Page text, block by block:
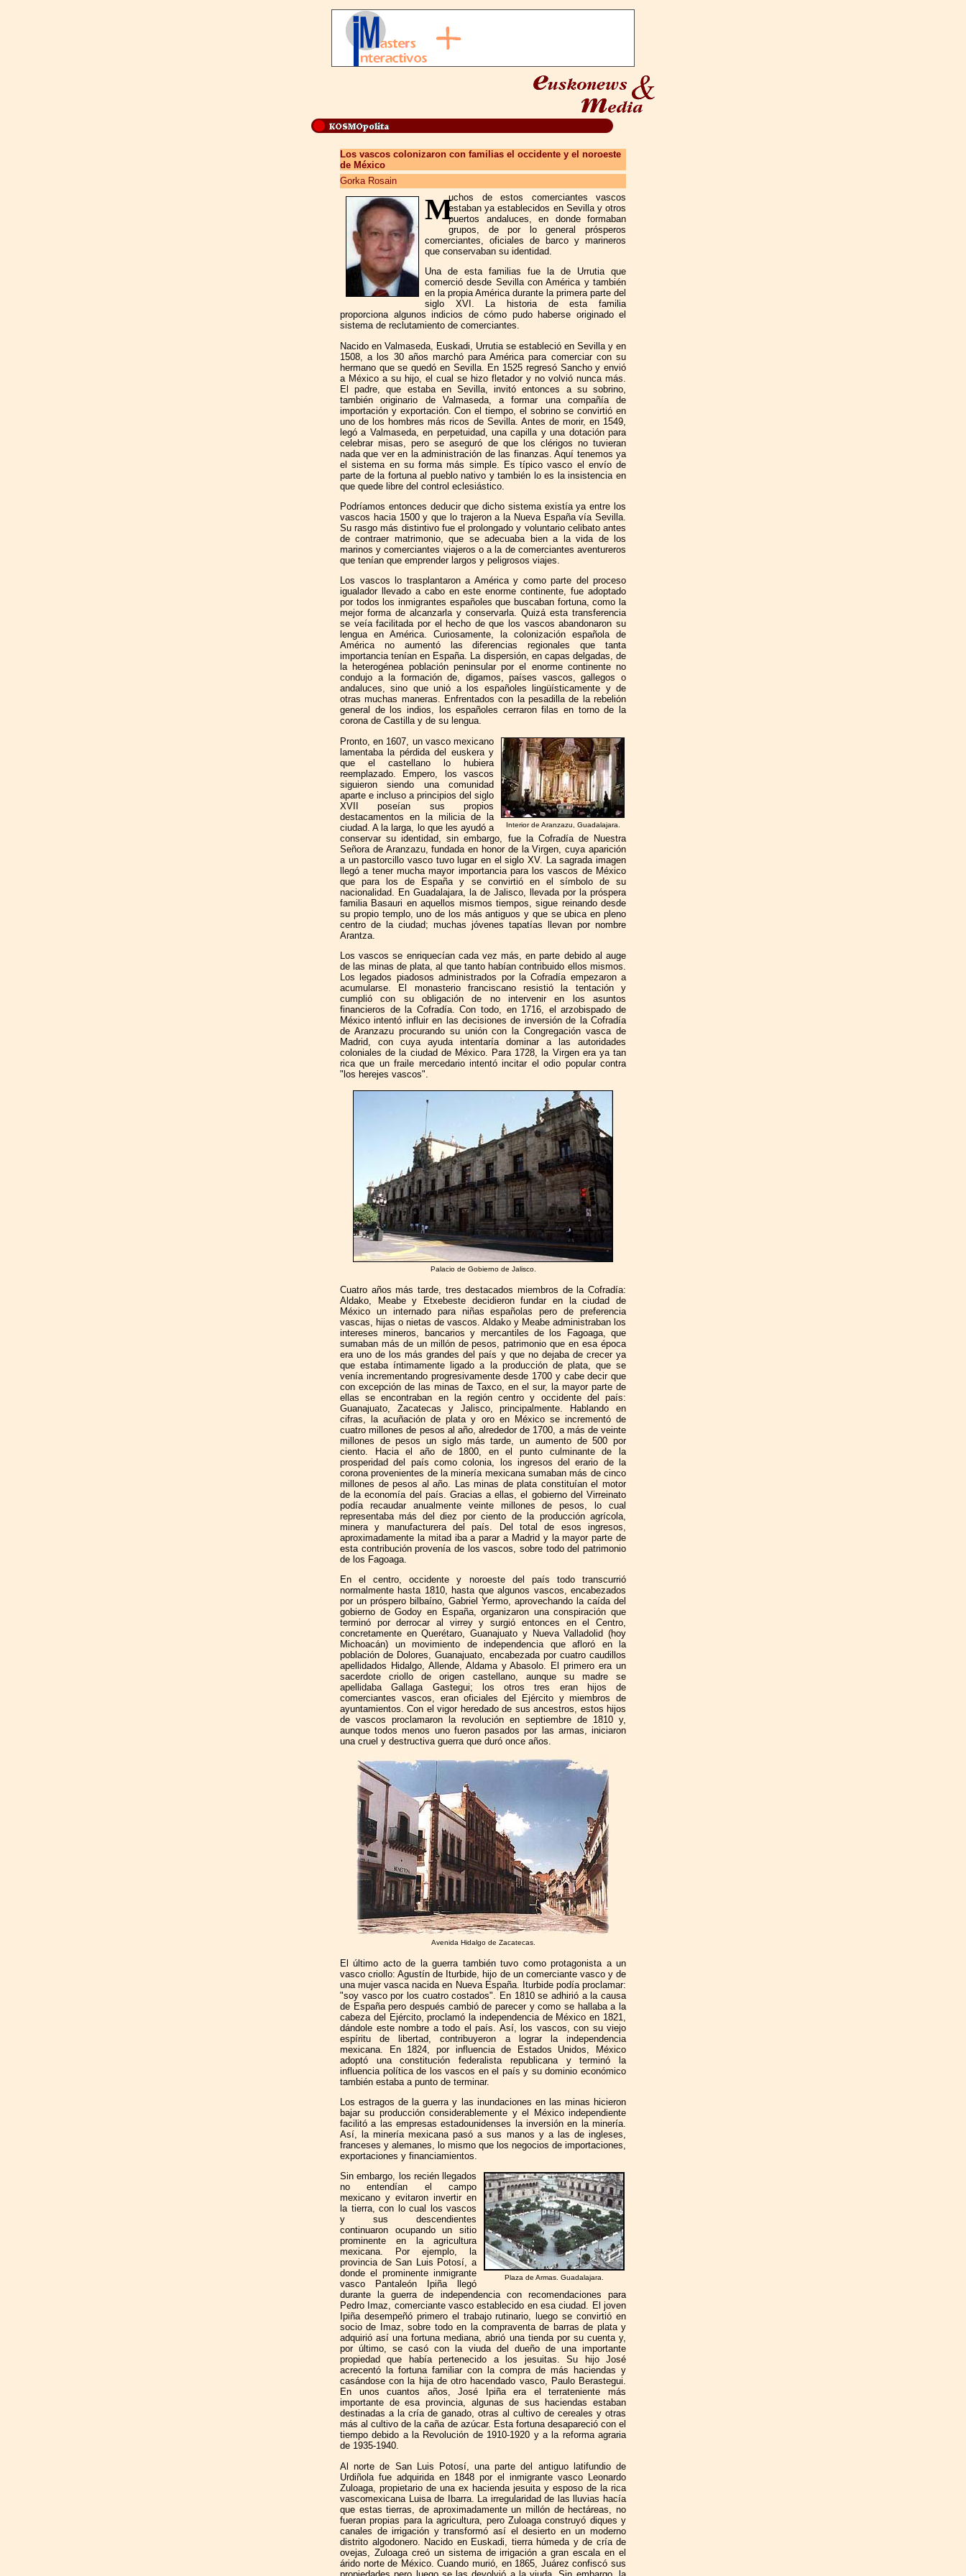
Los vascos colonizaron con familias el occidente y el noroeste
de México
Gorka Rosain
Muchos de estos comerciantes vascos
estaban ya establecidos en Sevilla y otros
puertos andaluces, en donde formaban
grupos, de por lo general prósperos
comerciantes, oficiales de barco y marineros
que conservaban su identidad.
Una de esta familias fue la de Urrutia que
comerció desde Sevilla con América y también
en la propia América durante la primera parte del
siglo XVI. La historia de esta familia
proporciona algunos indicios de cómo pudo haberse originado el
sistema de reclutamiento de comerciantes.
Nacido en Valmaseda, Euskadi, Urrutia se estableció en Sevilla y en
1508, a los 30 años marchó para América para comerciar con su
hermano que se quedó en Sevilla. En 1525 regresó Sancho y envió
a México a su hijo, el cual se hizo fletador y no volvió nunca más.
El padre, que estaba en Sevilla, invitó entonces a su sobrino,
también originario de Valmaseda, a formar una compañía de
importación y exportación. Con el tiempo, el sobrino se convirtió en
uno de los hombres más ricos de Sevilla. Antes de morir, en 1549,
legó a Valmaseda, en perpetuidad, una capilla y una dotación para
celebrar misas, pero se aseguró de que los clérigos no tuvieran
nada que ver en la administración de las finanzas. Aquí tenemos ya
el sistema en su forma más simple. Es típico vasco el envío de
parte de la fortuna al pueblo nativo y también lo es la insistencia en
que quede libre del control eclesiástico.
Podríamos entonces deducir que dicho sistema existía ya entre los
vascos hacia 1500 y que lo trajeron a la Nueva España vía Sevilla.
Su rasgo más distintivo fue el prolongado y voluntario celibato antes
de contraer matrimonio, que se adecuaba bien a la vida de los
marinos y comerciantes viajeros o a la de comerciantes aventureros
que tenían que emprender largos y peligrosos viajes.
Los vascos lo trasplantaron a América y como parte del proceso
igualador llevado a cabo en este enorme continente, fue adoptado
por todos los inmigrantes españoles que buscaban fortuna, como la
mejor forma de alcanzarla y conservarla. Quizá esta transferencia
se veía facilitada por el hecho de que los vascos abandonaron su
lengua en América. Curiosamente, la colonización española de
América no aumentó las diferencias regionales que tanta
importancia tenían en España. La dispersión, en capas delgadas, de
la heterogénea población peninsular por el enorme continente no
condujo a la formación de, digamos, países vascos, gallegos o
andaluces, sino que unió a los españoles lingüísticamente y de
otras muchas maneras. Enfrentados con la pesadilla de la rebelión
general de los indios, los españoles cerraron filas en torno de la
corona de Castilla y de su lengua.
Interior de Aranzazu, Guadalajara.
Pronto, en 1607, un vasco mexicano
lamentaba la pérdida del euskera y
que el castellano lo hubiera
reemplazado. Empero, los vascos
siguieron siendo una comunidad
aparte e incluso a principios del siglo
XVII poseían sus propios
destacamentos en la milicia de la
ciudad. A la larga, lo que les ayudó a
conservar su identidad, sin embargo, fue la Cofradía de Nuestra
Señora de Aranzazu, fundada en honor de la Virgen, cuya aparición
a un pastorcillo vasco tuvo lugar en el siglo XV. La sagrada imagen
llegó a tener mucha mayor importancia para los vascos de México
que para los de España y se convirtió en el símbolo de su
nacionalidad. En Guadalajara, la de Jalisco, llevada por la próspera
familia Basauri en aquellos mismos tiempos, sigue reinando desde
su propio templo, uno de los más antiguos y que se ubica en pleno
centro de la ciudad; muchas jóvenes tapatías llevan por nombre
Arantza.
Los vascos se enriquecían cada vez más, en parte debido al auge
de las minas de plata, al que tanto habían contribuido ellos mismos.
Los legados piadosos administrados por la Cofradía empezaron a
acumularse. El monasterio franciscano resistió la tentación y
cumplió con su obligación de no intervenir en los asuntos
financieros de la Cofradía. Con todo, en 1716, el arzobispado de
México intentó influir en las decisiones de inversión de la Cofradía
de Aranzazu procurando su unión con la Congregación vasca de
Madrid, con cuya ayuda intentaría dominar a las autoridades
coloniales de la ciudad de México. Para 1728, la Virgen era ya tan
rica que un fraile mercedario intentó incitar el odio popular contra
"los herejes vascos".
Palacio de Gobierno de Jalisco.
Cuatro años más tarde, tres destacados miembros de la Cofradía:
Aldako, Meabe y Etxebeste decidieron fundar en la ciudad de
México un internado para niñas españolas pero de preferencia
vascas, hijas o nietas de vascos. Aldako y Meabe administraban los
intereses mineros, bancarios y mercantiles de los Fagoaga, que
sumaban más de un millón de pesos, patrimonio que en esa época
era uno de los más grandes del país y que no dejaba de crecer ya
que estaba íntimamente ligado a la producción de plata, que se
venía incrementando progresivamente desde 1700 y cabe decir que
con excepción de las minas de Taxco, en el sur, la mayor parte de
ellas se encontraban en la región centro y occidente del país:
Guanajuato, Zacatecas y Jalisco, principalmente. Hablando en
cifras, la acuñación de plata y oro en México se incrementó de
cuatro millones de pesos al año, alrededor de 1700, a más de veinte
millones de pesos un siglo más tarde, un aumento de 500 por
ciento. Hacia el año de 1800, en el punto culminante de la
prosperidad del país como colonia, los ingresos del erario de la
corona provenientes de la minería mexicana sumaban más de cinco
millones de pesos al año. Las minas de plata constituían el motor
de la economía del país. Gracias a ellas, el gobierno del Virreinato
podía recaudar anualmente veinte millones de pesos, lo cual
representaba más del diez por ciento de la producción agrícola,
minera y manufacturera del país. Del total de esos ingresos,
aproximadamente la mitad iba a parar a Madrid y la mayor parte de
esta contribución provenía de los vascos, sobre todo del patrimonio
de los Fagoaga.
En el centro, occidente y noroeste del país todo transcurrió
normalmente hasta 1810, hasta que algunos vascos, encabezados
por un próspero bilbaíno, Gabriel Yermo, aprovechando la caída del
gobierno de Godoy en España, organizaron una conspiración que
terminó por derrocar al virrey y surgió entonces en el Centro,
concretamente en Querétaro, Guanajuato y Nueva Valladolid (hoy
Michoacán) un movimiento de independencia que afloró en la
población de Dolores, Guanajuato, encabezada por cuatro caudillos
apellidados Hidalgo, Allende, Aldama y Abasolo. El primero era un
sacerdote criollo de origen castellano, aunque su madre se
apellidaba Gallaga Gastegui; los otros tres eran hijos de
comerciantes vascos, eran oficiales del Ejército y miembros de
ayuntamientos. Con el vigor heredado de sus ancestros, estos hijos
de vascos proclamaron la revolución en septiembre de 1810 y,
aunque todos menos uno fueron pasados por las armas, iniciaron
una cruel y destructiva guerra que duró once años.
Avenida Hidalgo de Zacatecas.
El último acto de la guerra también tuvo como protagonista a un
vasco criollo: Agustín de Iturbide, hijo de un comerciante vasco y de
una mujer vasca nacida en Nueva España. Iturbide podía proclamar:
"soy vasco por los cuatro costados". En 1810 se adhirió a la causa
de España pero después cambió de parecer y como se hallaba a la
cabeza del Ejército, proclamó la independencia de México en 1821,
dándole este nombre a todo el país. Así, los vascos, con su viejo
espíritu de libertad, contribuyeron a lograr la independencia
mexicana. En 1824, por influencia de Estados Unidos, México
adoptó una constitución federalista republicana y terminó la
influencia política de los vascos en el país y su dominio económico
también estaba a punto de terminar.
Los estragos de la guerra y las inundaciones en las minas hicieron
bajar su producción considerablemente y el México independiente
facilitó a las empresas estadounidenses la inversión en la minería.
Así, la minería mexicana pasó a sus manos y a las de ingleses,
franceses y alemanes, lo mismo que los negocios de importaciones,
exportaciones y financiamientos.
Plaza de Armas. Guadalajara.
Sin embargo, los recién llegados
no entendían el campo
mexicano y evitaron invertir en
la tierra, con lo cual los vascos
y sus descendientes
continuaron ocupando un sitio
prominente en la agricultura
mexicana. Por ejemplo, la
provincia de San Luis Potosí, a
donde el prominente inmigrante
vasco Pantaleón Ipiña llegó
durante la guerra de independencia con recomendaciones para
Pedro Imaz, comerciante vasco establecido en esa ciudad. El joven
Ipiña desempeñó primero el trabajo rutinario, luego se convirtió en
socio de Imaz, sobre todo en la compraventa de barras de plata y
adquirió así una fortuna mediana, abrió una tienda por su cuenta y,
por último, se casó con la viuda del dueño de una importante
propiedad que había pertenecido a los jesuitas. Su hijo José
acrecentó la fortuna familiar con la compra de más haciendas y
casándose con la hija de otro hacendado vasco, Paulo Berastegui.
En unos cuantos años, José Ipiña era el terrateniente más
importante de esa provincia, algunas de sus haciendas estaban
destinadas a la cría de ganado, otras al cultivo de cereales y otras
más al cultivo de la caña de azúcar. Esta fortuna desapareció con el
tiempo debido a la Revolución de 1910-1920 y a la reforma agraria
de 1935-1940.
Al norte de San Luis Potosí, una parte del antiguo latifundio de
Urdiñola fue adquirida en 1848 por el inmigrante vasco Leonardo
Zuloaga, propietario de una ex hacienda jesuita y esposo de la rica
vascomexicana Luisa de Ibarra. La irregularidad de las lluvias hacía
que estas tierras, de aproximadamente un millón de hectáreas, no
fueran propias para la agricultura, pero Zuloaga construyó diques y
canales de irrigación y transformó así el desierto en un moderno
distrito algodonero. Nacido en Euskadi, tierra húmeda y de cría de
ovejas, Zuloaga creó un sistema de irrigación a gran escala en el
árido norte de México. Cuando murió, en 1865, Juárez confiscó sus